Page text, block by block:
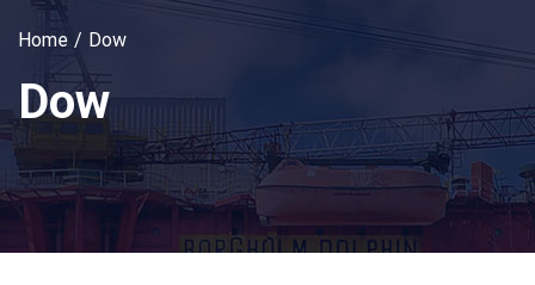
Home Dow
Dow